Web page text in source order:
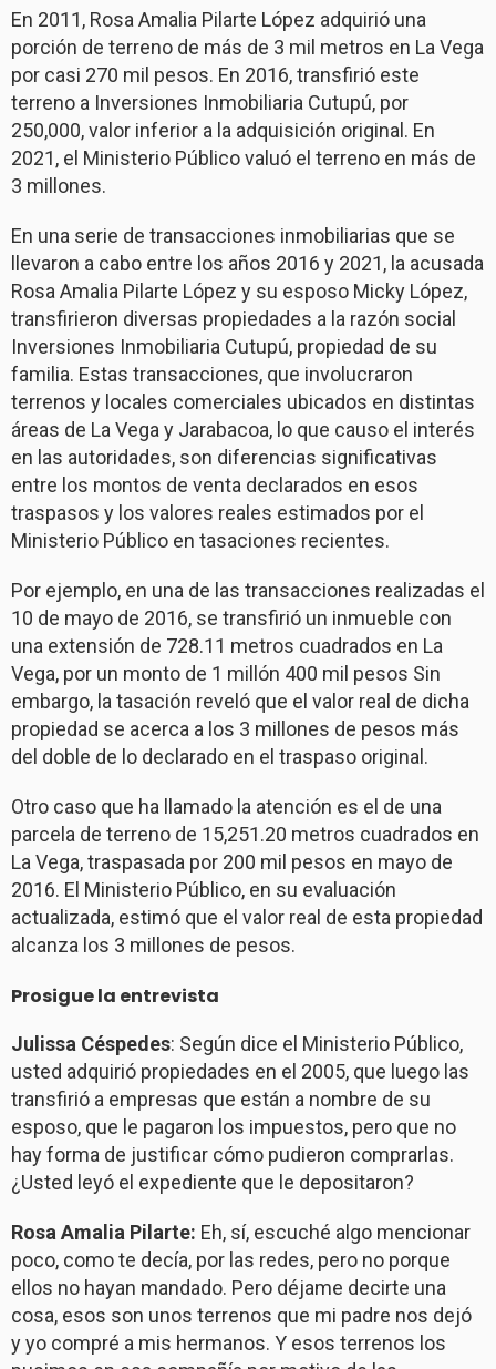
En 2011, Rosa Amalia Pilarte López adquirió una
porción de terreno de más de 3 mil metros en La Vega
por casi 270 mil pesos. En 2016, transfirió este
terreno a Inversiones Inmobiliaria Cutupú, por
250,000, valor inferior a la adquisición original. En
2021, el Ministerio Público valuó el terreno en más de
3 millones.
En una serie de transacciones inmobiliarias que se
llevaron a cabo entre los años 2016 y 2021, la acusada
Rosa Amalia Pilarte López y su esposo Micky López,
transfirieron diversas propiedades a la razón social
Inversiones Inmobiliaria Cutupú, propiedad de su
familia. Estas transacciones, que involucraron
terrenos y locales comerciales ubicados en distintas
áreas de La Vega y Jarabacoa, lo que causo el interés
en las autoridades, son diferencias significativas
entre los montos de venta declarados en esos
traspasos y los valores reales estimados por el
Ministerio Público en tasaciones recientes.
Por ejemplo, en una de las transacciones realizadas el
10 de mayo de 2016, se transfirió un inmueble con
una extensión de 728.11 metros cuadrados en La
Vega, por un monto de 1 millón 400 mil pesos Sin
embargo, la tasación reveló que el valor real de dicha
propiedad se acerca a los 3 millones de pesos más
del doble de lo declarado en el traspaso original.
Otro caso que ha llamado la atención es el de una
parcela de terreno de 15,251.20 metros cuadrados en
La Vega, traspasada por 200 mil pesos en mayo de
2016. El Ministerio Público, en su evaluación
actualizada, estimó que el valor real de esta propiedad
alcanza los 3 millones de pesos.
Prosigue la entrevista
Julissa Céspedes: Según dice el Ministerio Público,
usted adquirió propiedades en el 2005, que luego las
transfirió a empresas que están a nombre de su
esposo, que le pagaron los impuestos, pero que no
hay forma de justificar cómo pudieron comprarlas.
¿Usted leyó el expediente que le depositaron?
Rosa Amalia Pilarte: Eh, sí, escuché algo mencionar
poco, como te decía, por las redes, pero no porque
ellos no hayan mandado. Pero déjame decirte una
cosa, esos son unos terrenos que mi padre nos dejó
y yo compré a mis hermanos. Y esos terrenos los